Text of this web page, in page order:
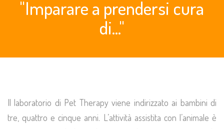
"Imparare a prendersi cura
di..."
Il laboratorio di Pet Therapy viene indirizzato ai bambini di
tre, quattro e cinque anni. L’attività assistita con l’animale è